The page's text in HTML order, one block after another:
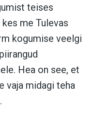
teises
me Tulevas
kogumise veelgi
Hea on see, et
vaja midagi teha